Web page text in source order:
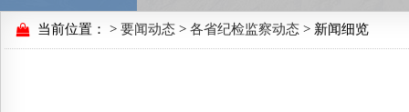
当前位置： > 要闻动态 > 各省纪检监察动态 > 新闻细览